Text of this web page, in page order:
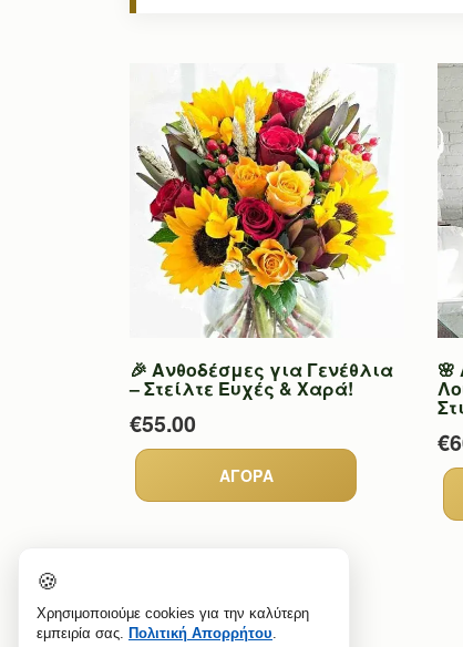
🎉 Ανθοδέσμες για Γενέθλια
– Στείλτε Ευχές & Χαρά!
€55.00
🍪
Χρησιμοποιούμε cookies για την καλύτερη
εμπειρία σας. Πολιτική Απορρήτου.